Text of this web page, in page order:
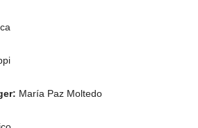
María Paz Moltedo